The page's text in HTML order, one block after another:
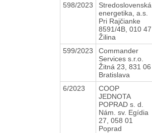
598/2023
Stredoslovenská
energetika, a.s.
Pri Rajčianke
8591/4B, 010 47
Žilina
599/2023
Commander
Services s.r.o.
Žitná 23, 831 06
Bratislava
6/2023
COOP
JEDNOTA
POPRAD s. d.
Nám. sv. Egídia
27, 058 01
Poprad